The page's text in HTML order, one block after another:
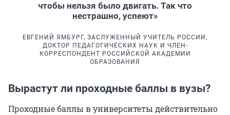
чтобы нельзя было двигать. Так что
нестрашно, успеют»
ЕВГЕНИЙ ЯМБУРГ, ЗАСЛУЖЕННЫЙ УЧИТЕЛЬ РОССИИ,
ДОКТОР ПЕДАГОГИЧЕСКИХ НАУК И ЧЛЕН-
КОРРЕСПОНДЕНТ РОССИЙСКОЙ АКАДЕМИИ
ОБРАЗОВАНИЯ
Вырастут ли проходные баллы в вузы?
Проходные баллы в университеты действительно